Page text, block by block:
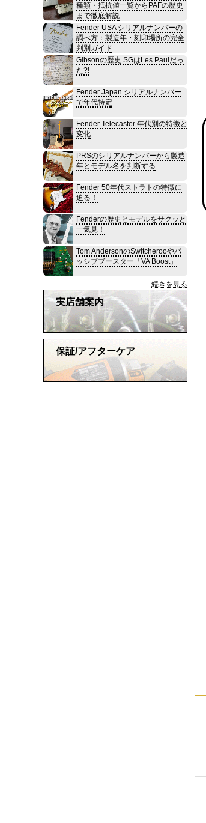
種類・抵抗値一覧からPAFの歴史
まで徹底解説
Fender USA シリアルナンバーの
調べ方：製造年・刻印場所の完全
判別ガイド
Gibsonの歴史 SGはLes Paulだっ
た?!
Fender Japan シリアルナンバー
で年代特定
Fender Telecaster 年代別の特徴と
変化
PRSのシリアルナンバーから製造
年とモデル名を判断する
Fender 50年代ストラトの特徴に
迫る！
Fenderの歴史とモデルをサクッと
一気見！
Tom AndersonのSwitcherooやパ
ッシブブースター「VA Boost」
続きを見る
実店舗案内
保証/アフターケア